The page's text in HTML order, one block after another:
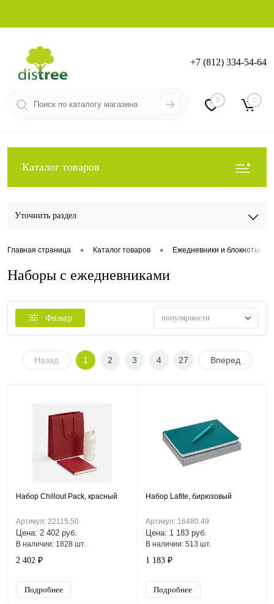
Вход Регистрация
+7 (812) 334-54-64
0 0
Каталог товаров
Уточнить раздел
Главная страница • Каталог товаров • Ежедневники и блокноты
Наборы с ежедневниками
Фильтр популярности
Назад 1 2 3 4 27 Вперед
Набор Chillout Pack, красный
Артикул: 22115.50
Цена: 2 402 руб.
В наличии: 1828 шт.
2 402 ₽
Подробнее
Набор Lafite, бирюзовый
Артикул: 16480.49
Цена: 1 183 руб.
В наличии: 513 шт.
1 183 ₽
Подробнее